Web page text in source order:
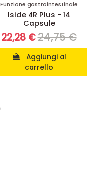
Funzione gastrointestinale
Iside 4R Plus - 14
Capsule
22,28 €24,75 €
carrello